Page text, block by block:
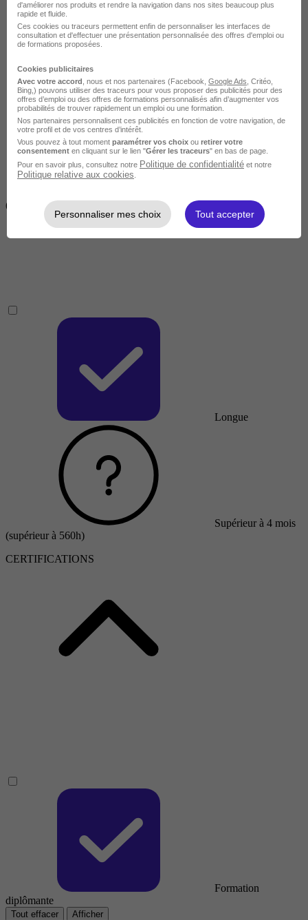
Intermédiaire
( 70h à 560h)
Longue
Supérieur à 4 mois
(supérieur à 560h)
CERTIFICATIONS
Formation
diplômante
Tout effacer Afficher
d'améliorer nos produits et rendre la navigation dans nos sites beaucoup plus
rapide et fluide.
Ces cookies ou traceurs permettent enfin de personnaliser les interfaces de
consultation et d'effectuer une présentation personnalisée des offres d'emploi ou
de formations proposées.
Cookies publicitaires
Avec votre accord , nous et nos partenaires (Facebook, Google Ads , Critéo,
Bing,) pouvons utiliser des traceurs pour vous proposer des publicités pour des
offres d’emploi ou des offres de formations personnalisés afin d’augmenter vos
probabilités de trouver rapidement un emploi ou une formation.
Nos partenaires personnalisent ces publicités en fonction de votre navigation, de
votre profil et de vos centres d’intérêt.
Vous pouvez à tout moment paramétrer vos choix ou retirer votre
consentement en cliquant sur le lien "Gérer les traceurs" en bas de page.
Pour en savoir plus, consultez notre Politique de confidentialité et notre
Politique relative aux cookies
Personnaliser mes choix Tout accepter